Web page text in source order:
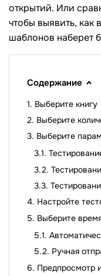
открытий. Или
чтобы выявить, как
шаблонов наберет
Содержание
Выберите книгу
Выберите
Выберите
Настройте
Выберите
Ручная
Предпросмотр